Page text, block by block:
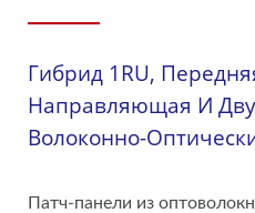
Гибрид 1RU,
Направляющая И
Волоконно-
Патч-панели из